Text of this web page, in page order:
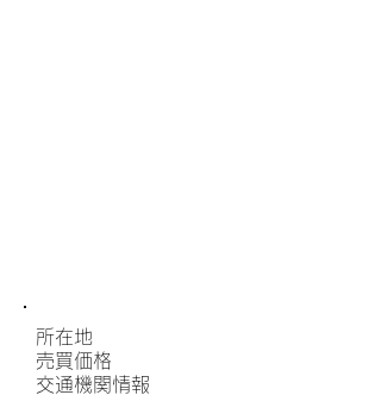
交通機関情報
​売買価格
所在地